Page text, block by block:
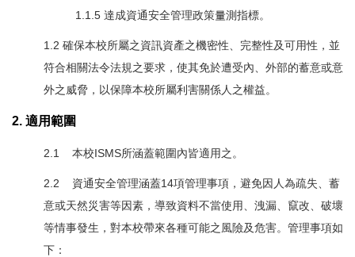
1.1.5 達成資通安全管理政策量測指標。
1.2 確保本校所屬之資訊資產之機密性、完整性及可用性，並
符合相關法令法規之要求，使其免於遭受內、外部的蓄意或意
外之威脅，以保障本校所屬利害關係人之權益。
2. 適用範圍
2.1 本校ISMS所涵蓋範圍內皆適用之。
2.2 資通安全管理涵蓋14項管理事項，避免因人為疏失、蓄
意或天然災害等因素，導致資料不當使用、洩漏、竄改、破壞
等情事發生，對本校帶來各種可能之風險及危害。管理事項如
下：